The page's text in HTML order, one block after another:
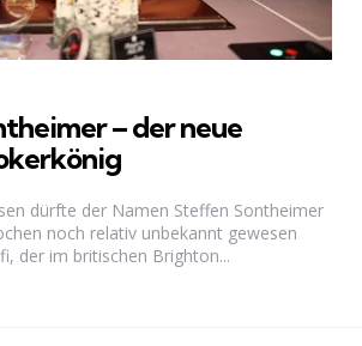
– der neue
dürfte der Namen Steffen Sontheimer
noch relativ unbekannt gewesen
der im britischen Brighton...